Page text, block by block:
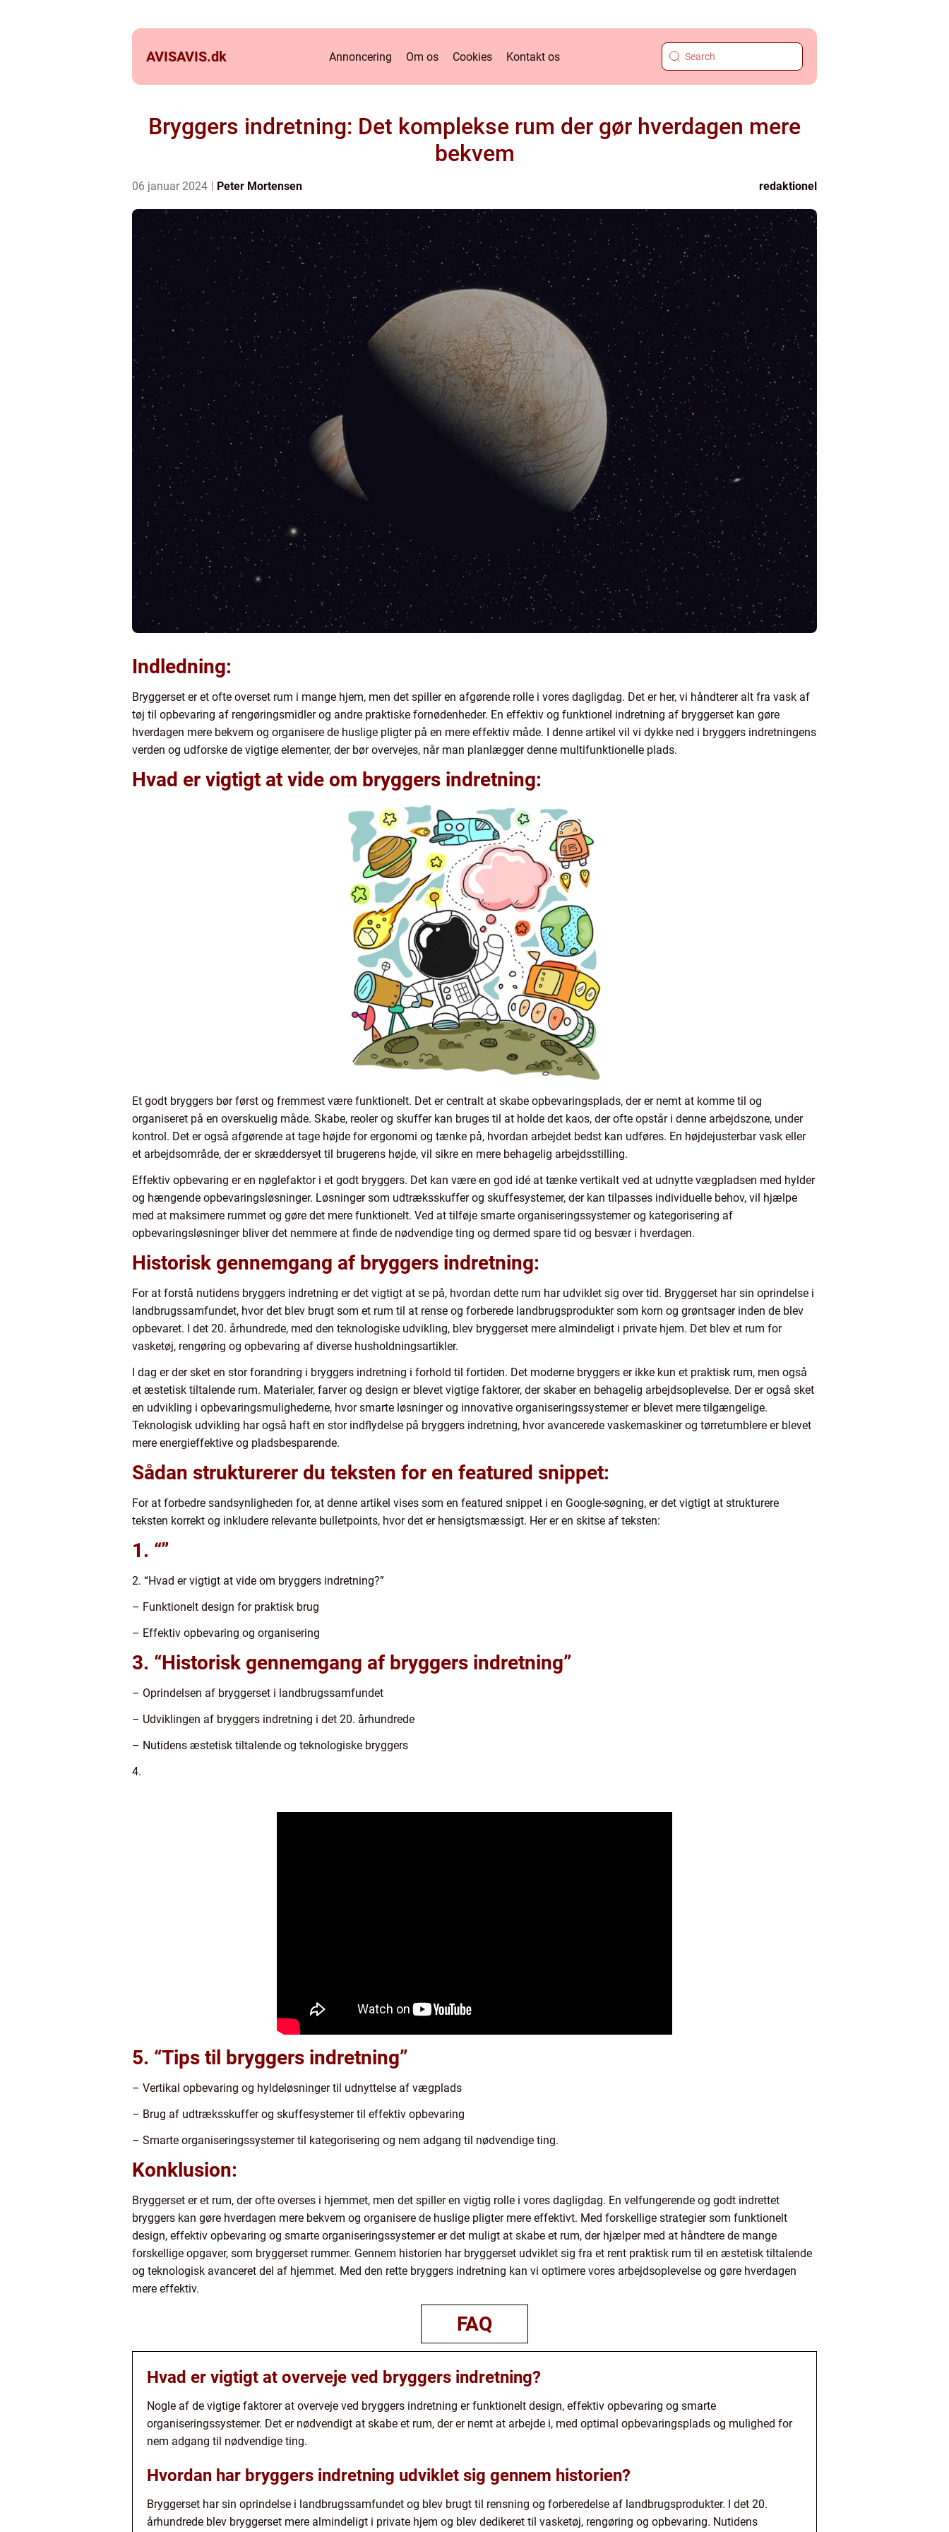
AVISAVIS.dk Annoncering Om os Cookies Kontakt os
Bryggers indretning: Det komplekse rum der gør hverdagen mere
bekvem
06 januar 2024 Peter Mortensen redaktionel
Indledning:
Bryggerset er et ofte overset rum i mange hjem, men det spiller en afgørende rolle i vores dagligdag. Det er her, vi håndterer alt fra vask af
tøj til opbevaring af rengøringsmidler og andre praktiske fornødenheder. En effektiv og funktionel indretning af bryggerset kan gøre
hverdagen mere bekvem og organisere de huslige pligter på en mere effektiv måde. I denne artikel vil vi dykke ned i bryggers indretningens
verden og udforske de vigtige elementer, der bør overvejes, når man planlægger denne multifunktionelle plads.
Hvad er vigtigt at vide om bryggers indretning:
Et godt bryggers bør først og fremmest være funktionelt. Det er centralt at skabe opbevaringsplads, der er nemt at komme til og
organiseret på en overskuelig måde. Skabe, reoler og skuffer kan bruges til at holde det kaos, der ofte opstår i denne arbejdszone, under
kontrol. Det er også afgørende at tage højde for ergonomi og tænke på, hvordan arbejdet bedst kan udføres. En højdejusterbar vask eller
et arbejdsområde, der er skræddersyet til brugerens højde, vil sikre en mere behagelig arbejdsstilling.
Effektiv opbevaring er en nøglefaktor i et godt bryggers. Det kan være en god idé at tænke vertikalt ved at udnytte vægpladsen med hylder
og hængende opbevaringsløsninger. Løsninger som udtræksskuffer og skuffesystemer, der kan tilpasses individuelle behov, vil hjælpe
med at maksimere rummet og gøre det mere funktionelt. Ved at tilføje smarte organiseringssystemer og kategorisering af
opbevaringsløsninger bliver det nemmere at finde de nødvendige ting og dermed spare tid og besvær i hverdagen.
Historisk gennemgang af bryggers indretning:
For at forstå nutidens bryggers indretning er det vigtigt at se på, hvordan dette rum har udviklet sig over tid. Bryggerset har sin oprindelse i
landbrugssamfundet, hvor det blev brugt som et rum til at rense og forberede landbrugsprodukter som korn og grøntsager inden de blev
opbevaret. I det 20. århundrede, med den teknologiske udvikling, blev bryggerset mere almindeligt i private hjem. Det blev et rum for
vasketøj, rengøring og opbevaring af diverse husholdningsartikler.
I dag er der sket en stor forandring i bryggers indretning i forhold til fortiden. Det moderne bryggers er ikke kun et praktisk rum, men også
et æstetisk tiltalende rum. Materialer, farver og design er blevet vigtige faktorer, der skaber en behagelig arbejdsoplevelse. Der er også sket
en udvikling i opbevaringsmulighederne, hvor smarte løsninger og innovative organiseringssystemer er blevet mere tilgængelige.
Teknologisk udvikling har også haft en stor indflydelse på bryggers indretning, hvor avancerede vaskemaskiner og tørretumblere er blevet
mere energieffektive og pladsbesparende.
Sådan strukturerer du teksten for en featured snippet:
For at forbedre sandsynligheden for, at denne artikel vises som en featured snippet i en Google-søgning, er det vigtigt at strukturere
teksten korrekt og inkludere relevante bulletpoints, hvor det er hensigtsmæssigt. Her er en skitse af teksten:
1. “”
2. “Hvad er vigtigt at vide om bryggers indretning?”
– Funktionelt design for praktisk brug
– Effektiv opbevaring og organisering
3. “Historisk gennemgang af bryggers indretning”
– Oprindelsen af bryggerset i landbrugssamfundet
– Udviklingen af bryggers indretning i det 20. århundrede
– Nutidens æstetisk tiltalende og teknologiske bryggers
4.
5. “Tips til bryggers indretning”
– Vertikal opbevaring og hyldeløsninger til udnyttelse af vægplads
– Brug af udtræksskuffer og skuffesystemer til effektiv opbevaring
– Smarte organiseringssystemer til kategorisering og nem adgang til nødvendige ting.
Konklusion:
Bryggerset er et rum, der ofte overses i hjemmet, men det spiller en vigtig rolle i vores dagligdag. En velfungerende og godt indrettet
bryggers kan gøre hverdagen mere bekvem og organisere de huslige pligter mere effektivt. Med forskellige strategier som funktionelt
design, effektiv opbevaring og smarte organiseringssystemer er det muligt at skabe et rum, der hjælper med at håndtere de mange
forskellige opgaver, som bryggerset rummer. Gennem historien har bryggerset udviklet sig fra et rent praktisk rum til en æstetisk tiltalende
og teknologisk avanceret del af hjemmet. Med den rette bryggers indretning kan vi optimere vores arbejdsoplevelse og gøre hverdagen
mere effektiv.
FAQ
Hvad er vigtigt at overveje ved bryggers indretning?
Nogle af de vigtige faktorer at overveje ved bryggers indretning er funktionelt design, effektiv opbevaring og smarte
organiseringssystemer. Det er nødvendigt at skabe et rum, der er nemt at arbejde i, med optimal opbevaringsplads og mulighed for
nem adgang til nødvendige ting.
Hvordan har bryggers indretning udviklet sig gennem historien?
Bryggerset har sin oprindelse i landbrugssamfundet og blev brugt til rensning og forberedelse af landbrugsprodukter. I det 20.
århundrede blev bryggerset mere almindeligt i private hjem og blev dedikeret til vasketøj, rengøring og opbevaring. Nutidens